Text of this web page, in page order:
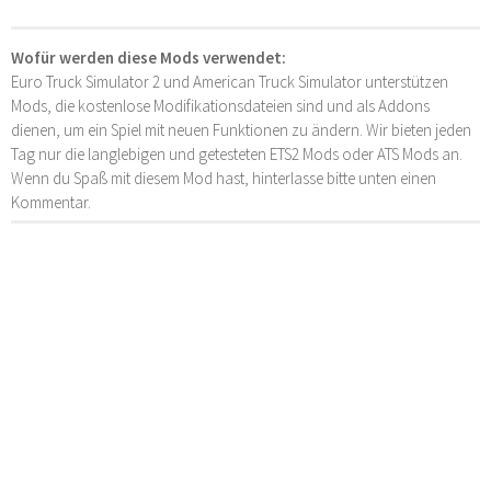
Wofür werden diese Mods verwendet:
Euro Truck Simulator 2 und American Truck Simulator unterstützen
Mods, die kostenlose Modifikationsdateien sind und als Addons
dienen, um ein Spiel mit neuen Funktionen zu ändern. Wir bieten jeden
Tag nur die langlebigen und getesteten ETS2 Mods oder ATS Mods an.
Wenn du Spaß mit diesem Mod hast, hinterlasse bitte unten einen
Kommentar.